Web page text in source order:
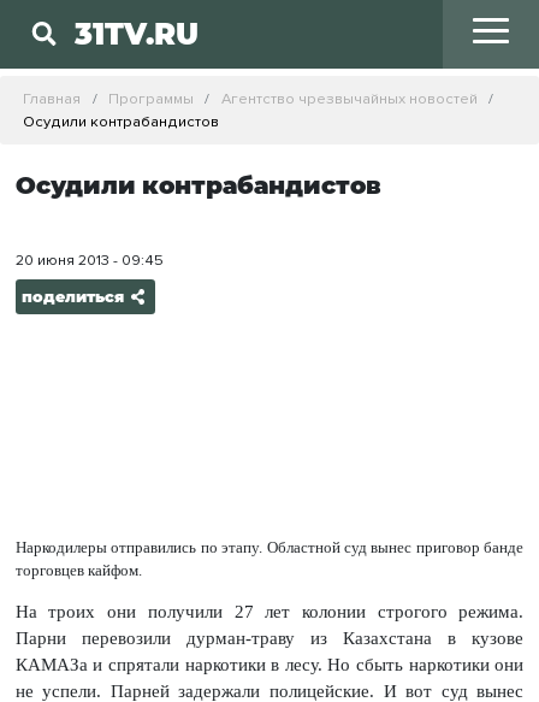
31TV.RU
Главная Программы
Агентство чрезвычайных новостей
Осудили контрабандистов
Осудили контрабандистов
20 июня 2013 - 09:45
поделиться
Наркодилеры отправились по этапу. Областной суд вынес приговор банде
торговцев кайфом.
На троих они получили 27 лет колонии строгого режима.
Парни перевозили дурман-траву из Казахстана в кузове
КАМАЗа и спрятали наркотики в лесу. Но сбыть наркотики они
не успели. Парней задержали полицейские. И вот суд вынес